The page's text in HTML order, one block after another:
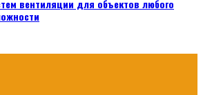
вентиляции для объектов любого